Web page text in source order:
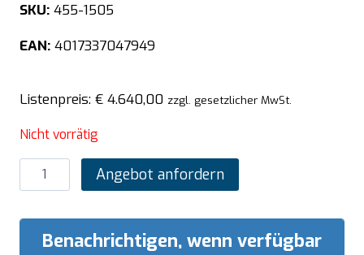
SKU: 455-1505
EAN: 4017337047949
Listenpreis: € 4.640,00 zzgl. gesetzlicher MwSt.
Nicht vorrätig
SARO
Schockfroster
Angebot anfordern
Benachrichtigen, wenn verfügbar